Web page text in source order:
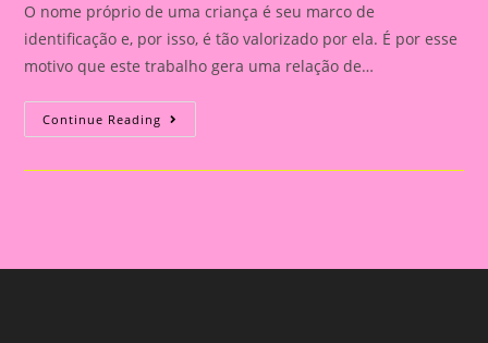
O nome próprio de uma criança é seu marco de
identificação e, por isso, é tão valorizado por ela. É por esse
motivo que este trabalho gera uma relação de…
Continue Reading Atividade
Com
Dos